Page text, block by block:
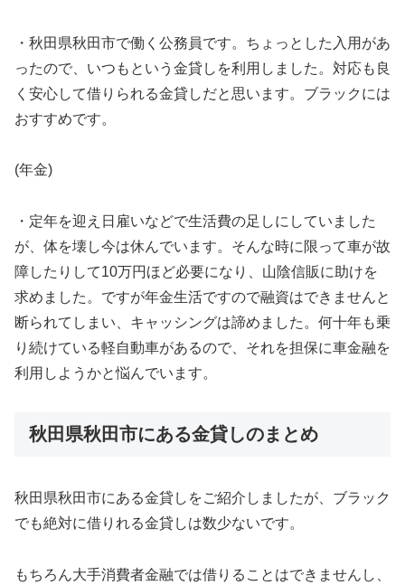
・秋田県秋田市で働く公務員です。ちょっとした入用があ
ったので、いつもという金貸しを利用しました。対応も良
く安心して借りられる金貸しだと思います。ブラックには
おすすめです。
(年金)
・定年を迎え日雇いなどで生活費の足しにしていました
が、体を壊し今は休んでいます。そんな時に限って車が故
障したりして10万円ほど必要になり、山陰信販に助けを
求めました。ですが年金生活ですので融資はできませんと
断られてしまい、キャッシングは諦めました。何十年も乗
り続けている軽自動車があるので、それを担保に車金融を
利用しようかと悩んでいます。
秋田県秋田市にある金貸しのまとめ
秋田県秋田市にある金貸しをご紹介しましたが、ブラック
でも絶対に借りれる金貸しは数少ないです。
もちろん大手消費者金融では借りることはできませんし、